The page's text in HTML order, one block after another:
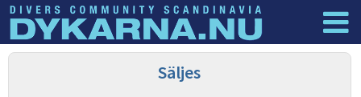
Dyknyheter Säljes